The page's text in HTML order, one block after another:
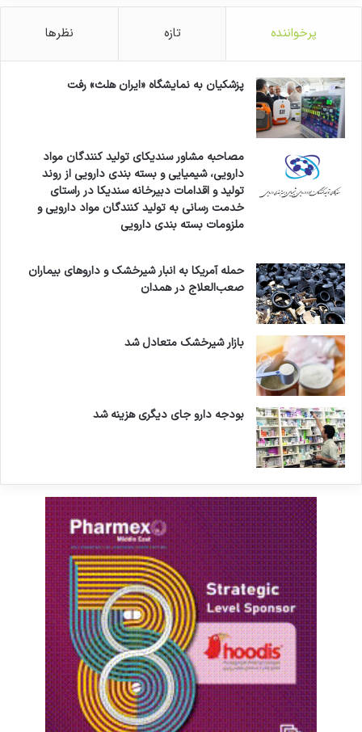
پرخواننده تازه نظرها
پزشکیان به نمایشگاه «ایران هلث» رفت
مصاحبه مشاور سندیکای تولید کنندگان مواد
دارویی، شیمیایی و بسته بندی دارویی از روند
تولید و اقدامات دبیرخانه سندیکا در راستای
خدمت رسانی به تولید کنندگان مواد دارویی و
ملزومات بسته بندی دارویی
حمله آمریکا به انبار شیرخشک و داروهای بیماران
صعب‌العلاج در همدان
بازار شیرخشک متعادل شد
بودجه دارو جای دیگری هزینه شد